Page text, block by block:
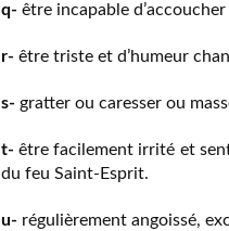
q- être incapable
r- être triste et d’humeur
s- gratter ou caresser ou
t- être facilement irrité et
du feu Saint-Esprit.
u- régulièrement angoissé,